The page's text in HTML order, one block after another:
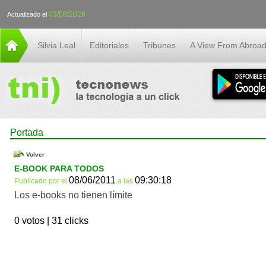
Actualizado el 03/08/2026
Silvia Leal Editoriales Tribunes A View From Abroad
Portada
Volver
E-BOOK PARA TODOS
Publicado por el 08/06/2011 a las 09:30:18
Los e-books no tienen límite
0 votos | 31 clicks